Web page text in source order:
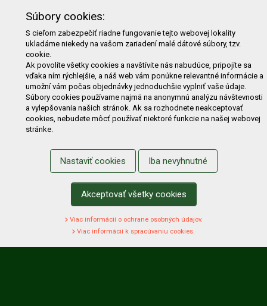
E-shop Akcie Darčekové poukážky
Katalógy
Zľavy
Novinky Predávané značky
Bazár
Výzvy pre obce a firmy
NAKUPOVANIE
Obchodné podmienky
Cenník prepravy
Reklamačný poriadok
Odstúpenie od kúpy
Protokol na odstúpenie od kúpy
Alternatívne riešenie sporu
Ochrana osobných údajov
Používanie cookies
Nákup na splátky
Registrácia Košík
Zmena údajov
Zmena hesla
Prihlasiť sa na odber noviniek
Súbory cookies:
S cieľom zabezpečiť riadne fungovanie tejto webovej lokality
ukladáme niekedy na vašom zariadení malé dátové súbory, tzv.
cookie.
Ak povolíte všetky cookies a navštívite nás nabudúce, pripojíte sa
vďaka ním rýchlejšie, a náš web vám ponúkne relevantné informácie a
umožní vám počas objednávky jednoduchšie vyplniť vaše údaje.
Súbory cookies používame najmä na anonymnú analýzu návštevnosti
a vylepšovania našich stránok. Ak sa rozhodnete neakceptovať
cookies, nebudete môcť používať niektoré funkcie na našej webovej
stránke.
Nastaviť cookies Iba nevyhnutné
Akceptovať všetky cookies
Viac informácií o ochrane osobných údajov.
Viac informácií k spracúvaniu cookies.